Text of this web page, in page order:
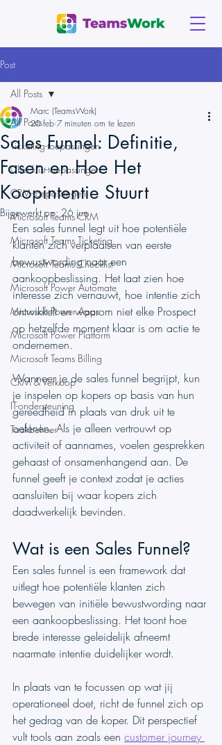
Post
All Posts
Ticketing-toepassingen
Checklist-toepassingen
CRM-toepassingen
Microsoft Teams CRM
Microsoft Teams Ticketing
Microsoft Teams Checklist
Microsoft Power Automate
Microsoft Power Apps
Microsoft Power Platform
Microsoft Teams Billing
CRM & Verkoop
IT-ondersteuning
Taakbeheer
All Posts
Sales Funnel: Definitie,
Fasen en Hoe Het
Koopintentie Stuurt
Marc (TeamsWork)
20 feb 7 minuten om te lezen
Bijgewerkt op: 26 jun
Een sales funnel legt uit hoe potentiële
klanten zich verplaatsen van eerste
bewustwording naar een
aankoopbeslissing. Het laat zien hoe
interesse zich vernauwt, hoe intentie zich
ontwikkelt en waarom niet elke Prospect
op hetzelfde moment klaar is om actie te
ondernemen.
Wanneer je de sales funnel begrijpt, kun
je inspelen op kopers op basis van hun
gereedheid in plaats van druk uit te
oefenen. Als je alleen vertrouwt op
activiteit of aannames, voelen gesprekken
gehaast of onsamenhangend aan. De
funnel geeft je context zodat je acties
aansluiten bij waar kopers zich
daadwerkelijk bevinden.
Wat is een Sales Funnel?
Een sales funnel is een framework dat
uitlegt hoe potentiële klanten zich
bewegen van initiële bewustwording naar
een aankoopbeslissing. Het toont hoe
brede interesse geleidelijk afneemt
naarmate intentie duidelijker wordt.
In plaats van te focussen op wat jij
operationeel doet, richt de funnel zich op
het gedrag van de koper. Dit perspectief
vult tools aan zoals een customer journey